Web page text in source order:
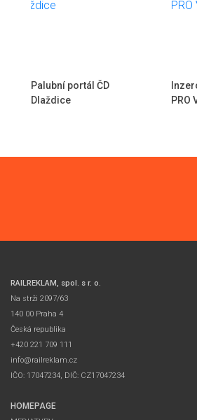
Palubní portál ČD
Dlaždice
PRO
RAILREKLAM, spol. s r. o.
Na strži 2097/63
140 00 Praha 4
Česká republika
+420 221 709 111
info@railreklam.cz
IČO: 17047234, DIČ: CZ17047234
HOMEPAGE